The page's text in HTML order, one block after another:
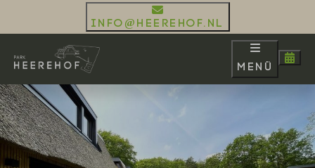
info@heerehof.nl
Menü